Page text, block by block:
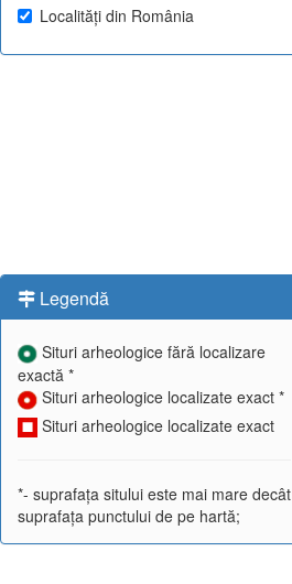
Localități din România
Legendă
Situri arheologice fără localizare
exactă *
Situri arheologice localizate exact *
Situri arheologice localizate exact
*- suprafața sitului este mai mare decât
suprafața punctului de pe hartă;